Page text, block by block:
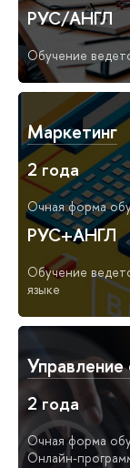
РУС/АНГЛ
Обучение
Маркетинг
2 года
Очная форма
РУС+АНГЛ
Обучение
языке
Управление
2 года
Очная форма
Онлайн-